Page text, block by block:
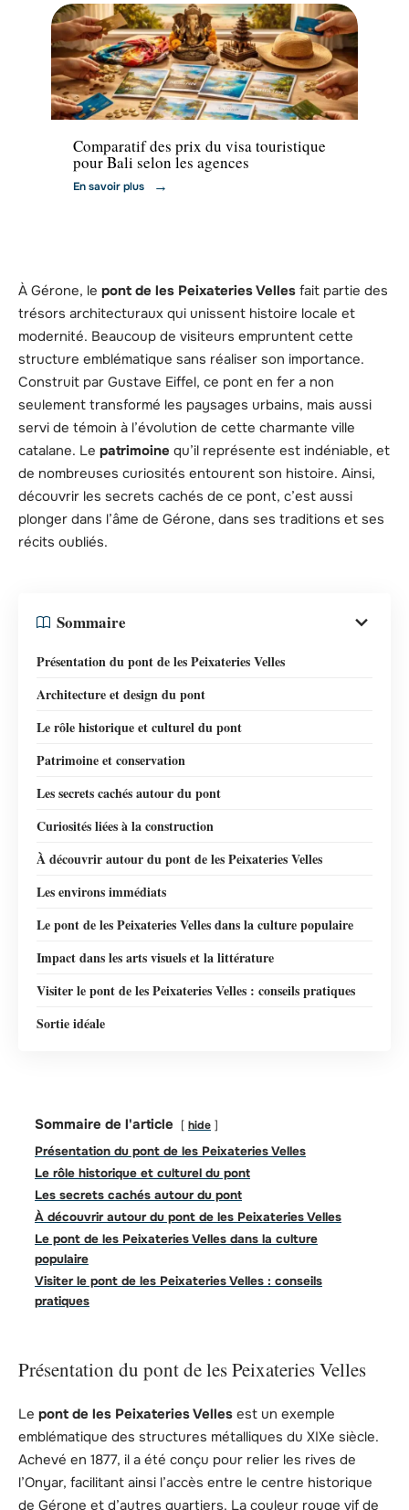
Actu
Comparatif des prix du visa touristique
pour Bali selon les agences
En savoir plus
À Gérone, le pont de les Peixateries Velles fait partie des
trésors architecturaux qui unissent histoire locale et
modernité. Beaucoup de visiteurs empruntent cette
structure emblématique sans réaliser son importance.
Construit par Gustave Eiffel, ce pont en fer a non
seulement transformé les paysages urbains, mais aussi
servi de témoin à l’évolution de cette charmante ville
catalane. Le patrimoine qu’il représente est indéniable, et
de nombreuses curiosités entourent son histoire. Ainsi,
découvrir les secrets cachés de ce pont, c’est aussi
plonger dans l’âme de Gérone, dans ses traditions et ses
récits oubliés.
Sommaire
Présentation du pont de les Peixateries Velles
Architecture et design du pont
Le rôle historique et culturel du pont
Patrimoine et conservation
Les secrets cachés autour du pont
Curiosités liées à la construction
À découvrir autour du pont de les Peixateries Velles
Les environs immédiats
Le pont de les Peixateries Velles dans la culture populaire
Impact dans les arts visuels et la littérature
Visiter le pont de les Peixateries Velles : conseils pratiques
Sortie idéale
Sommaire de l'article hide
Présentation du pont de les Peixateries Velles
Le rôle historique et culturel du pont
Les secrets cachés autour du pont
À découvrir autour du pont de les Peixateries Velles
Le pont de les Peixateries Velles dans la culture
populaire
Visiter le pont de les Peixateries Velles : conseils
pratiques
Présentation du pont de les Peixateries Velles
Le pont de les Peixateries Velles est un exemple
emblématique des structures métalliques du XIXe siècle.
Achevé en 1877, il a été conçu pour relier les rives de
l’Onyar, facilitant ainsi l’accès entre le centre historique
de Gérone et d’autres quartiers. La couleur rouge vif de